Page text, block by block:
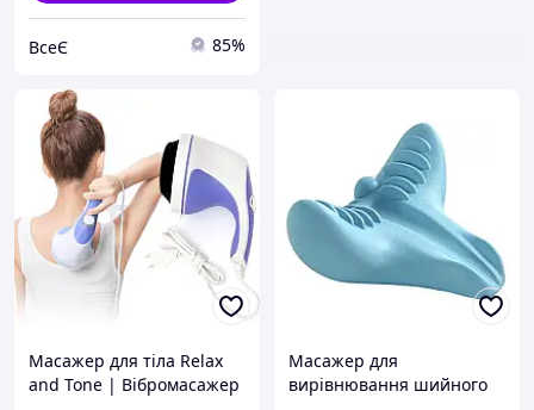
ВсеЄ 85%
Масажер для тіла Relax
and Tone | Вібромасажер
Масажер для
вирівнювання шийного